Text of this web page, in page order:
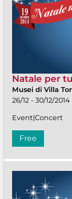
Natale per
Musei di Villa
26/12 - 30/12/2014
Event|Concert
Free